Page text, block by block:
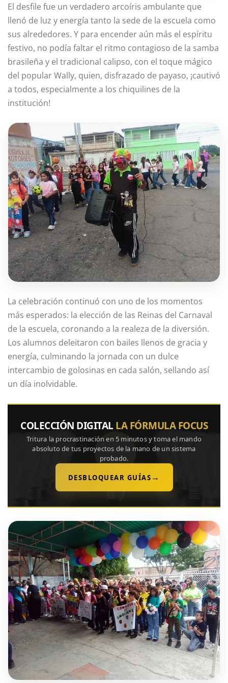
El desfile fue un verdadero arcoíris ambulante que
llenó de luz y energía tanto la sede de la escuela como
sus alrededores. Y para encender aún más el espíritu
festivo, no podía faltar el ritmo contagioso de la samba
brasileña y el tradicional calipso, con el toque mágico
del popular Wally, quien, disfrazado de payaso, ¡cautivó
a todos, especialmente a los chiquilines de la
institución!
La celebración continuó con uno de los momentos
más esperados: la elección de las Reinas del Carnaval
de la escuela, coronando a la realeza de la diversión.
Los alumnos deleitaron con bailes llenos de gracia y
energía, culminando la jornada con un dulce
intercambio de golosinas en cada salón, sellando así
un día inolvidable.
COLECCIÓN DIGITAL LA FÓRMULA FOCUS
Tritura la procrastinación en 5 minutos y toma el mando
absoluto de tus proyectos de la mano de un sistema
probado.
DESBLOQUEAR GUÍAS →